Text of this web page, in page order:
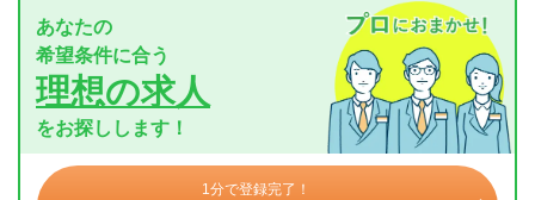
あなたの
希望条件に合う
理想の求人
をお探しします！
1分で登録完了！